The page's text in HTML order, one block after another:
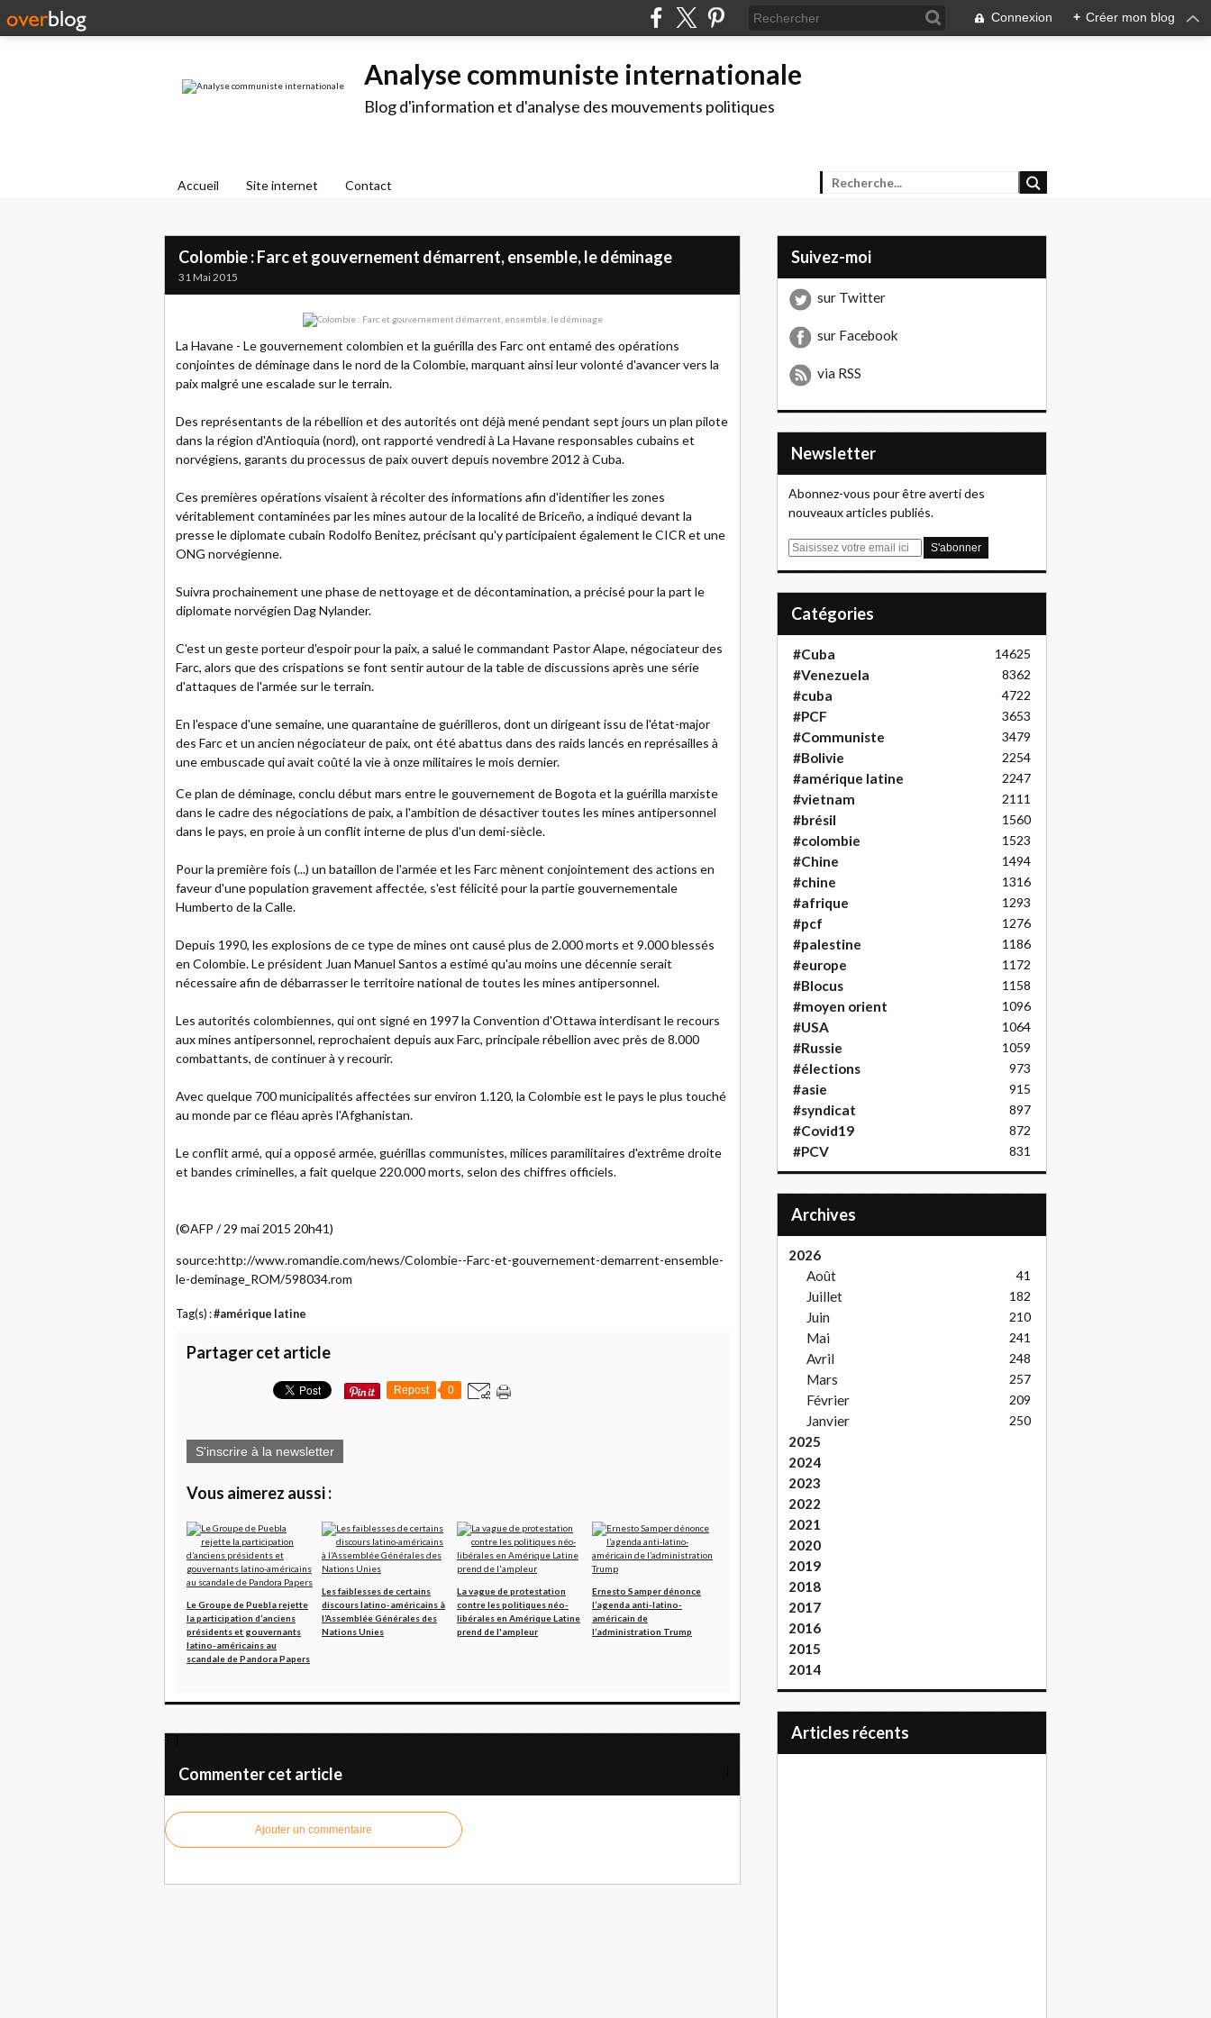
Connexion + Créer mon blog
Analyse communiste internationale
Blog d'information et d'analyse des mouvements politiques
Accueil Site internet Contact
Colombie : Farc et gouvernement démarrent, ensemble, le déminage
31 Mai 2015
La Havane - Le gouvernement colombien et la guérilla des Farc ont entamé des opérations
conjointes de déminage dans le nord de la Colombie, marquant ainsi leur volonté d'avancer vers la
paix malgré une escalade sur le terrain.
Des représentants de la rébellion et des autorités ont déjà mené pendant sept jours un plan pilote
dans la région d'Antioquia (nord), ont rapporté vendredi à La Havane responsables cubains et
norvégiens, garants du processus de paix ouvert depuis novembre 2012 à Cuba.
Ces premières opérations visaient à récolter des informations afin d'identifier les zones
véritablement contaminées par les mines autour de la localité de Briceño, a indiqué devant la
presse le diplomate cubain Rodolfo Benitez, précisant qu'y participaient également le CICR et une
ONG norvégienne.
Suivra prochainement une phase de nettoyage et de décontamination, a précisé pour la part le
diplomate norvégien Dag Nylander.
C'est un geste porteur d'espoir pour la paix, a salué le commandant Pastor Alape, négociateur des
Farc, alors que des crispations se font sentir autour de la table de discussions après une série
d'attaques de l'armée sur le terrain.
En l'espace d'une semaine, une quarantaine de guérilleros, dont un dirigeant issu de l'état-major
des Farc et un ancien négociateur de paix, ont été abattus dans des raids lancés en représailles à
une embuscade qui avait coûté la vie à onze militaires le mois dernier.
Ce plan de déminage, conclu début mars entre le gouvernement de Bogota et la guérilla marxiste
dans le cadre des négociations de paix, a l'ambition de désactiver toutes les mines antipersonnel
dans le pays, en proie à un conflit interne de plus d'un demi-siècle.
Pour la première fois (...) un bataillon de l'armée et les Farc mènent conjointement des actions en
faveur d'une population gravement affectée, s'est félicité pour la partie gouvernementale
Humberto de la Calle.
Depuis 1990, les explosions de ce type de mines ont causé plus de 2.000 morts et 9.000 blessés
en Colombie. Le président Juan Manuel Santos a estimé qu'au moins une décennie serait
nécessaire afin de débarrasser le territoire national de toutes les mines antipersonnel.
Les autorités colombiennes, qui ont signé en 1997 la Convention d'Ottawa interdisant le recours
aux mines antipersonnel, reprochaient depuis aux Farc, principale rébellion avec près de 8.000
combattants, de continuer à y recourir.
Avec quelque 700 municipalités affectées sur environ 1.120, la Colombie est le pays le plus touché
au monde par ce fléau après l'Afghanistan.
Le conflit armé, qui a opposé armée, guérillas communistes, milices paramilitaires d'extrême droite
et bandes criminelles, a fait quelque 220.000 morts, selon des chiffres officiels.
(©AFP / 29 mai 2015 20h41)
source:http://www.romandie.com/news/Colombie--Farc-et-gouvernement-demarrent-ensemble-
le-deminage_ROM/598034.rom
Tag(s) :#amérique latine
Partager cet article
Repost 0
S'inscrire à la newsletter
Vous aimerez aussi :
Le Groupe de Puebla rejette
la participation d’anciens
présidents et gouvernants
latino-américains au
scandale de Pandora Papers
Les faiblesses de certains
discours latino-américains à
l’Assemblée Générales des
Nations Unies
La vague de protestation
contre les politiques néo-
libérales en Amérique Latine
prend de l'ampleur
Ernesto Samper dénonce
l’agenda anti-latino-
américain de
l’administration Trump
Commenter cet article
Ajouter un commentaire
Suivez-moi
sur Twitter
sur Facebook
via RSS
Newsletter
Abonnez-vous pour être averti des
nouveaux articles publiés.
E
Catégories
#Cuba 14625
#Venezuela 8362
#cuba 4722
#PCF 3653
#Communiste 3479
#Bolivie 2254
#amérique latine 2247
#vietnam 2111
#brésil 1560
#colombie 1523
#Chine 1494
#chine 1316
#afrique 1293
#pcf 1276
#palestine 1186
#europe 1172
#Blocus 1158
#moyen orient 1096
#USA 1064
#Russie 1059
#élections 973
#asie 915
#syndicat 897
#Covid19 872
#PCV 831
Archives
2026
Août
41
Juillet 182
Juin 210
Mai 241
Avril 248
Mars 257
Février 209
Janvier 250
2025
2024
2023
2022
2021
2020
2019
2018
2017
2016
2015
2014
articles récents